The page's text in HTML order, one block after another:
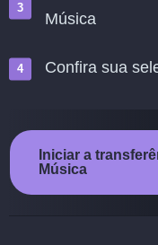
Música
Confira sua
Iniciar a
Música